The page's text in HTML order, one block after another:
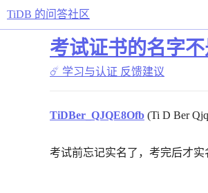
TiDB 的问答社区
考试证书的名字
☄️ 学习与认证 反馈建议
TiDBer_QJQE8Ofb (Ti D Ber
考试前忘记实名了，考完后才